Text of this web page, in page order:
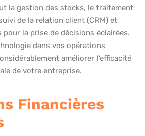
la gestion des stocks, le traitement
de la relation client (CRM) et
pour la prise de décisions éclairées.
dans vos opérations
améliorer l’efficacité
de votre entreprise.
Financières